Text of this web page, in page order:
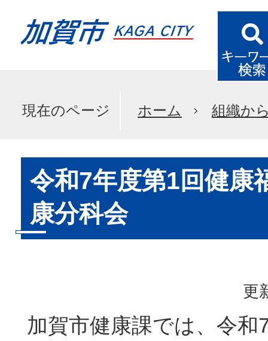
現在のページ ホーム 組織か
令和7年度第1回健康
康分科会
更
加賀市健康課では、令和